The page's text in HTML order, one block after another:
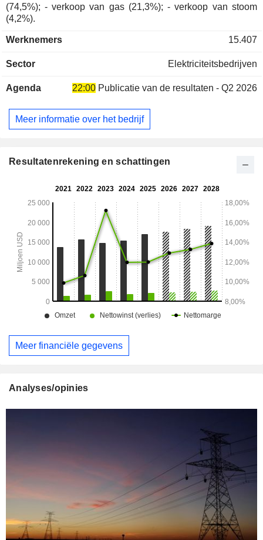
(74,5%); - verkoop van gas (21,3%); - verkoop van stoom
(4,2%).
Werknemers 15.407
Sector Elektriciteitsbedrijven
Agenda 22:00 Publicatie van de resultaten - Q2 2026
Meer informatie over het bedrijf
Resultatenrekening en schattingen
Meer financiële gegevens
Analyses/opinies